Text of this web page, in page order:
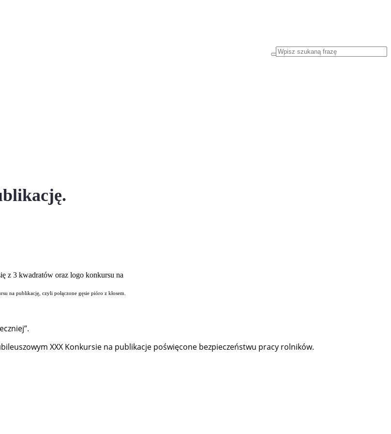
na publikację, czyli połączone gęsie pióro z kłosem.
XXX Konkursie na publikacje poświęcone bezpieczeństwu pracy rolników.